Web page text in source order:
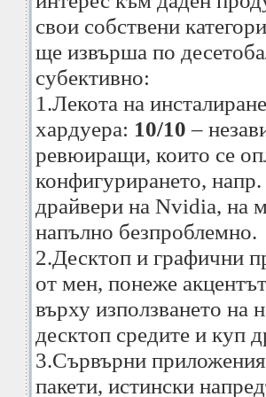
свои собствени
ще извърша по
субективно:
1.Лекота на
хардуера: 10/10 –
ревюиращи, които се
конфигурирането, напр.
драйвери на Nvidia, на
напълно безпроблемно.
2.Десктоп и графични
от мен, понеже
върху използването на
десктоп средите и куп
3.Сървърни
пакети, истински